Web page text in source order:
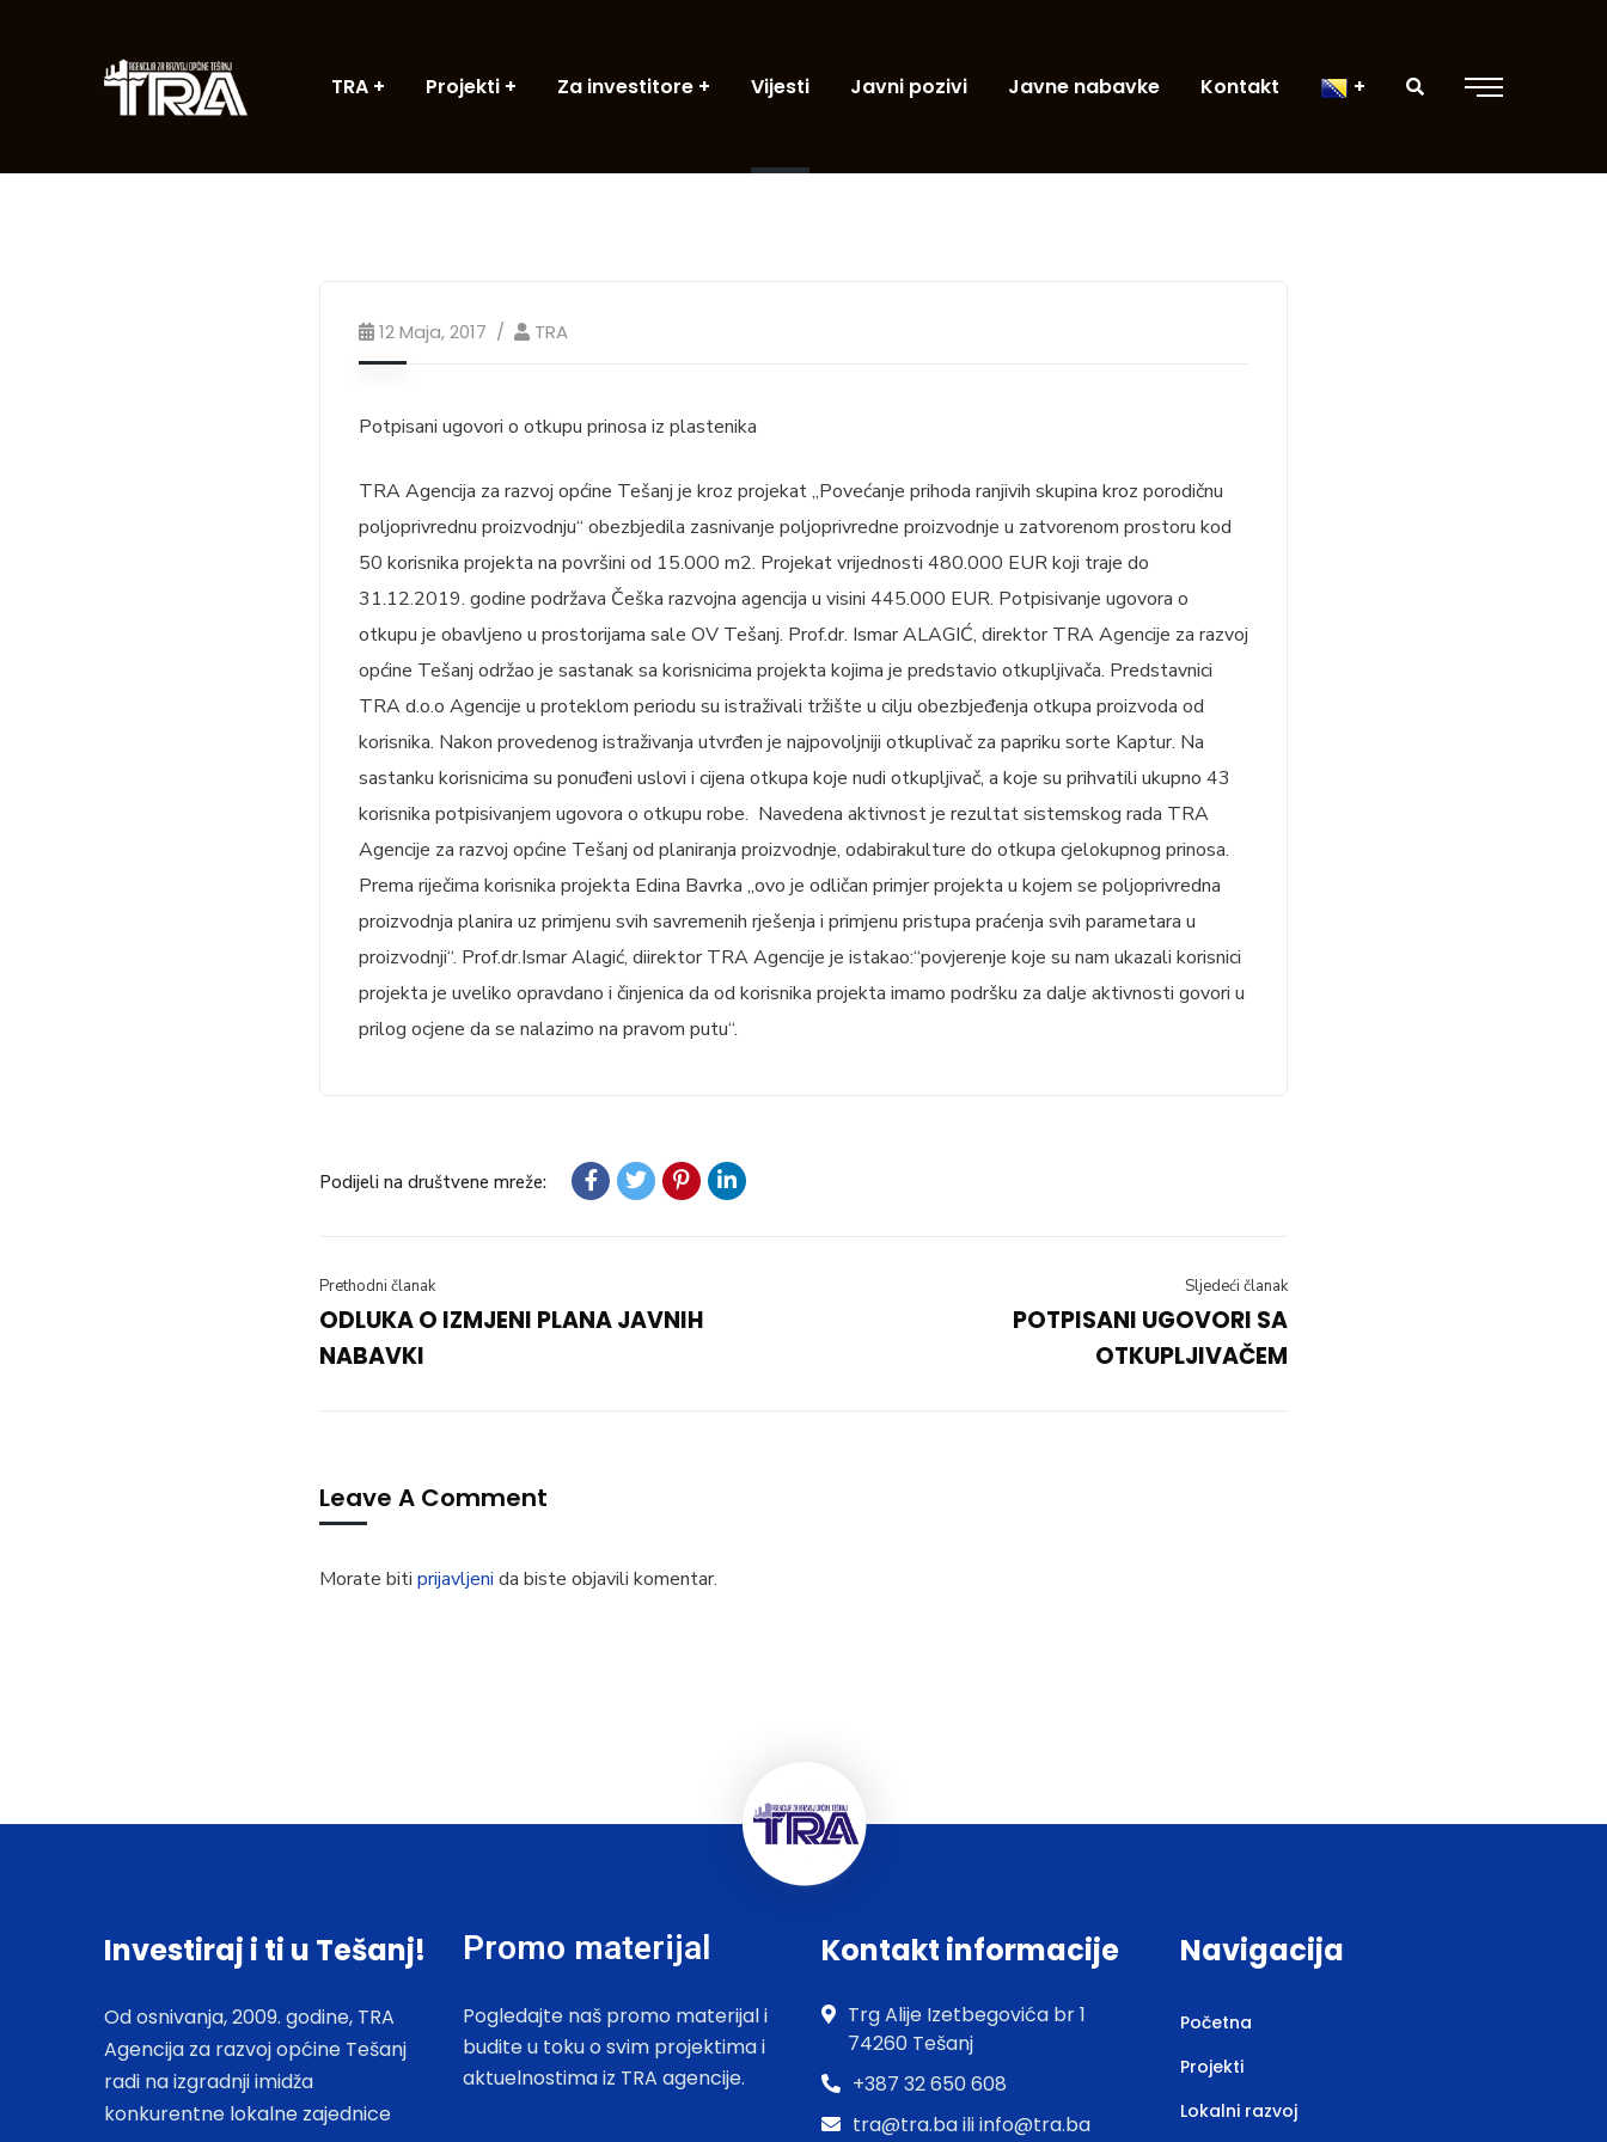
TRA Projekti Za investitore Vijesti Javni pozivi Javne nabavke Kontakt
12 Maja, 2017 TRA
Potpisani ugovori o otkupu prinosa iz plastenika
TRA Agencija za razvoj općine Tešanj je kroz projekat „Povećanje prihoda ranjivih skupina kroz porodičnu
poljoprivrednu proizvodnju“ obezbjedila zasnivanje poljoprivredne proizvodnje u zatvorenom prostoru kod
50 korisnika projekta na površini od 15.000 m2. Projekat vrijednosti 480.000 EUR koji traje do
31.12.2019. godine podržava Češka razvojna agencija u visini 445.000 EUR. Potpisivanje ugovora o
otkupu je obavljeno u prostorijama sale OV Tešanj. Prof.dr. Ismar ALAGIĆ, direktor TRA Agencije za razvoj
općine Tešanj održao je sastanak sa korisnicima projekta kojima je predstavio otkupljivača. Predstavnici
TRA d.o.o Agencije u proteklom periodu su istraživali tržište u cilju obezbjeđenja otkupa proizvoda od
korisnika. Nakon provedenog istraživanja utvrđen je najpovoljniji otkuplivač za papriku sorte Kaptur. Na
sastanku korisnicima su ponuđeni uslovi i cijena otkupa koje nudi otkupljivač, a koje su prihvatili ukupno 43
korisnika potpisivanjem ugovora o otkupu robe. Navedena aktivnost je rezultat sistemskog rada TRA
Agencije za razvoj općine Tešanj od planiranja proizvodnje, odabirakulture do otkupa cjelokupnog prinosa.
Prema riječima korisnika projekta Edina Bavrka „ovo je odličan primjer projekta u kojem se poljoprivredna
proizvodnja planira uz primjenu svih savremenih rješenja i primjenu pristupa praćenja svih parametara u
proizvodnji“. Prof.dr.Ismar Alagić, diirektor TRA Agencije je istakao:“povjerenje koje su nam ukazali korisnici
projekta je uveliko opravdano i činjenica da od korisnika projekta imamo podršku za dalje aktivnosti govori u
prilog ocjene da se nalazimo na pravom putu“.
Podijeli na društvene mreže:
Prethodni članak
ODLUKA O IZMJENI PLANA JAVNIH
NABAVKI
Sljedeći članak
POTPISANI UGOVORI SA
OTKUPLJIVAČEM
Leave A Comment
Morate biti prijavljeni da biste objavili komentar.
Investiraj i ti u Tešanj!
Od osnivanja, 2009. godine, TRA
Agencija za razvoj općine Tešanj
radi na izgradnji imidža
konkurentne lokalne zajednice
Promo materijal
Pogledajte naš promo materijal i
budite u toku o svim projektima i
aktuelnostima iz TRA agencije.
Kontakt informacije
Trg Alije Izetbegovića br 1
74260 Tešanj
+387 32 650 608
tra@tra.ba ili info@tra.ba
Navigacija
Početna
Projekti
Lokalni razvoj